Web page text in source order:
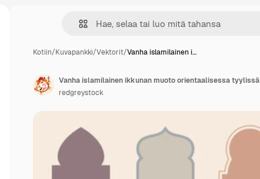
Kotiin/Kuvapankki/Vektorit/Vanha islamilainen i…
redgreystock